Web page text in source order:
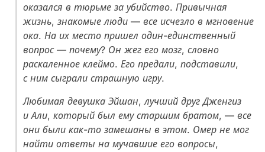
оказался в тюрьме за убийство. Привычная
жизнь, знакомые люди — все исчезло в мгновение
ока. На их место пришел один-единственный
вопрос — почему? Он жег его мозг, словно
раскаленное клеймо. Его предали, подставили,
с ним сыграли страшную игру.
Любимая девушка Эйшан, лучший друг Дженгиз
и Али, который был ему старшим братом, — все
они были как-то замешаны в этом. Омер не мог
найти ответы на мучавшие его вопросы,